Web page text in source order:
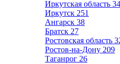
Иркутская область
Иркутск 251
Ангарск 38
Братск 27
Ростовская область
Ростов-на-Дону 209
Таганрог 26